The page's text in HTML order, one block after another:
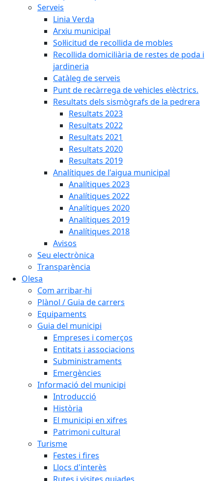
Serveis
Linia Verda
Arxiu municipal
Sol·licitud de recollida de mobles
Recollida domiciliària de restes de poda i
jardineria
Catàleg de serveis
Punt de recàrrega de vehicles elèctrics.
Resultats dels sismògrafs de la pedrera
Resultats 2023
Resultats 2022
Resultats 2021
Resultats 2020
Resultats 2019
Analítiques de l'aigua municipal
Analítiques 2023
Analítiques 2022
Analítiques 2020
Analítiques 2019
Analítiques 2018
Avisos
Seu electrònica
Transparència
Olesa
Com arribar-hi
Plànol / Guia de carrers
Equipaments
Guia del municipi
Empreses i comerços
Entitats i associacions
Subministraments
Emergències
Informació del municipi
Introducció
Història
El municipi en xifres
Patrimoni cultural
Turisme
Festes i fires
Llocs d'interès